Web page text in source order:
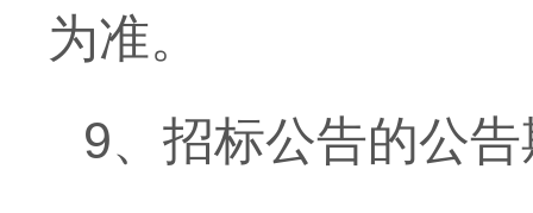
为准。
9、招标公告的公